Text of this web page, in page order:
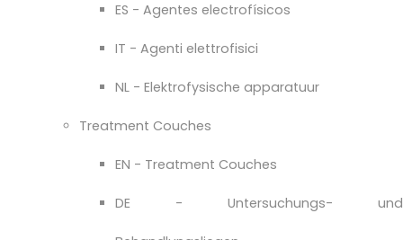
ES - Agentes electrofísicos
IT - Agenti elettrofisici
NL - Elektrofysische apparatuur
Treatment Couches
EN - Treatment Couches
DE - Untersuchungs- und